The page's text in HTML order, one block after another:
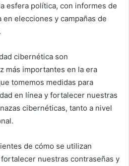
esfera política, con informes de
elecciones y campañas de
cibernética son
más importantes en la era
tomemos medidas para
en línea y fortalecer nuestras
cibernéticas, tanto a nivel
de cómo se utilizan
nuestras contraseñas y